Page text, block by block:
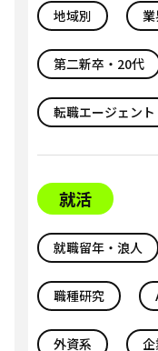
地域別
第二新卒・20代
転職エージェント
就活
就職留年・浪人
職種研究
外資系